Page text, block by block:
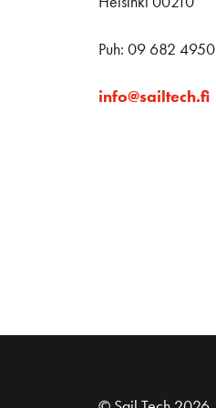
Puh: 09 682 4950
info@sailtech.fi